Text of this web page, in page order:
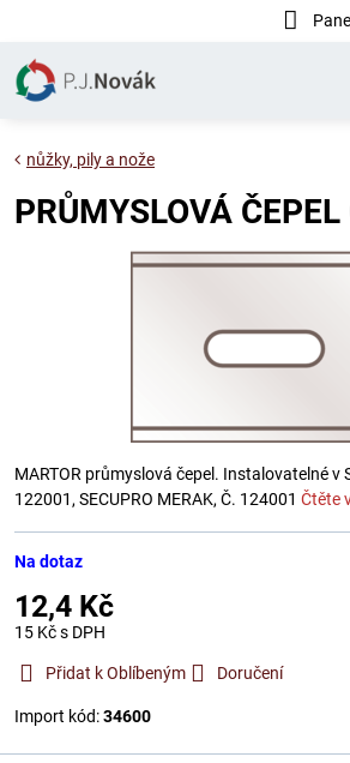
nůžky, pily a nože
PRŮMYSLOVÁ
MARTOR průmyslová čepel. Instalovatelné v
122001, SECUPRO MERAK, Č. 124001 Čtěte
Na dotaz
12,4 Kč
15 Kčs DPH
Přidat k Oblíbeným Doručení
Import kód:34600